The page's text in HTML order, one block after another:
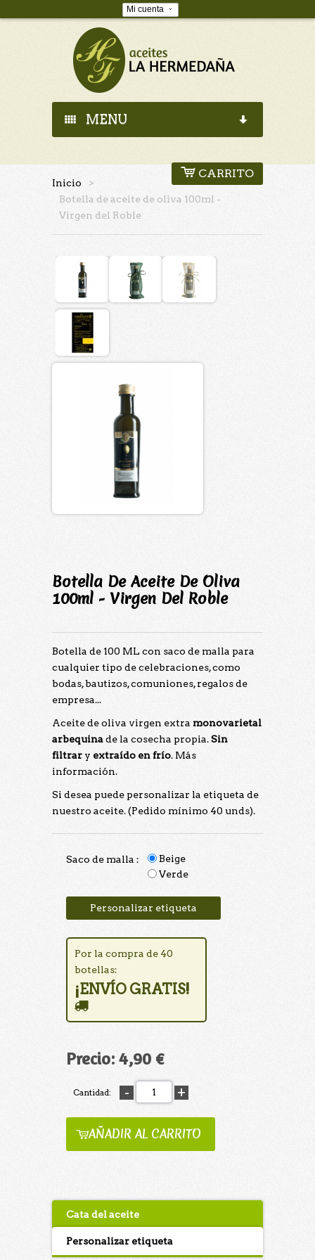
Mi cuenta
MENU
QUIÉNES SOMOS
DÓNDE ESTAMOS
ELABORACIÓN
CARRITO
Inicio
>
Botella de aceite de oliva 100ml -
Virgen del Roble
Botella De Aceite De Oliva
100ml - Virgen Del Roble
Botella de 100 ML con saco de malla para
cualquier tipo de celebraciones, como
bodas, bautizos, comuniones, regalos de
empresa...
Aceite de oliva virgen extra monovarietal
arbequinade la cosecha propia.Sin
filtrar y extraído en frío. Más
información.
Si desea puede personalizar la etiqueta de
nuestro aceite. (Pedido mínimo 40 unds).
Saco de malla :
Beige
Verde
Personalizar etiqueta
Por la compra de 40
botellas:
¡ENVÍO GRATIS!
Precio: 4,90 €
Cantidad:
AÑADIR AL CARRITO
Cata del aceite
Personalizar etiqueta